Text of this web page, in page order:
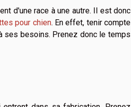
d'une race à une autre. Il est donc
pour chien. En effet, tenir compte
ses besoins. Prenez donc le temps